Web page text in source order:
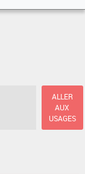
ALLER
AUX
USAGES